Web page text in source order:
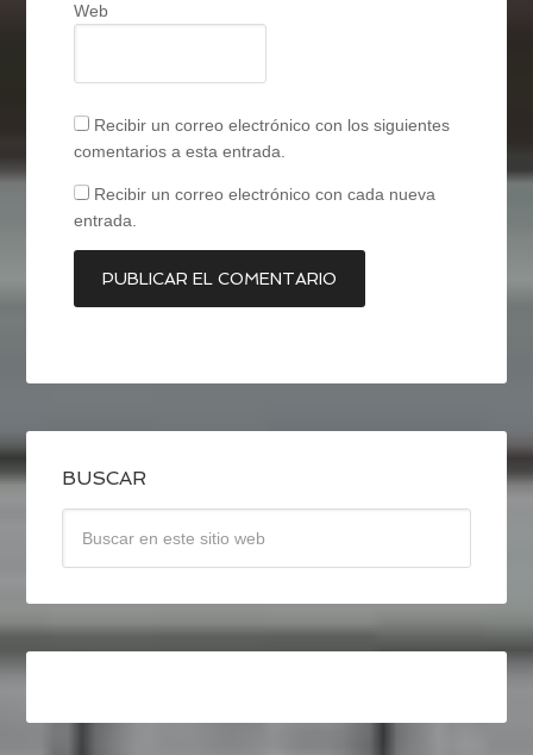
Web
Recibir un correo electrónico con los siguientes
comentarios a esta entrada.
Recibir un correo electrónico con cada nueva
entrada.
BUSCAR